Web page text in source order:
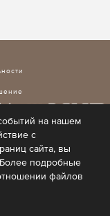
на нашем
с
сайта, вы
подробные
файлов